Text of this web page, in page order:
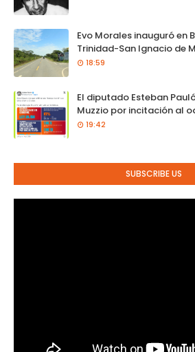
Evo Morales inauguró en
Trinidad-San Ignacio de
18:59
El diputado Esteban
Muzzio por incitación al
19:42
SUBSCRIBE US